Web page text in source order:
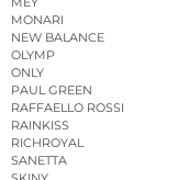
MONARI
NEW BALANCE
OLYMP
ONLY
PAUL GREEN
RAFFAELLO ROSSI
RAINKISS
RICHROYAL
SANETTA